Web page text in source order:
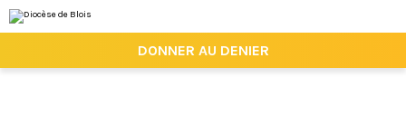
au
contenu.
la
personnels
DONNER AU DENIER